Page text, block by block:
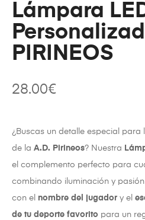
Lámpara
PIRINEOS
28.00€
¿Buscas un detalle especial para
de la A.D. Pirineos? Nuestra
el complemento perfecto para
combinando iluminación y
con el nombre del jugador y el
de tu deporte favorito para un